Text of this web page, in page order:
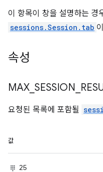
이 항목이 창을 설명하는 경
sessions.Session.tab
속성
MAX SESSION
요청된 목록에 포함될
값
25